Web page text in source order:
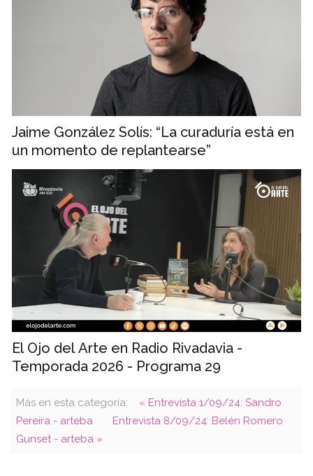
Jaime González Solís: “La curaduría está en
un momento de replantearse”
El Ojo del Arte en Radio Rivadavia -
Temporada 2026 - Programa 29
Más en esta categoría:
« Entrevista 1/09/24: Sandro
Pereira - arteba
Entrevista 8/09/24: Belén Romero
Gunset - arteba »